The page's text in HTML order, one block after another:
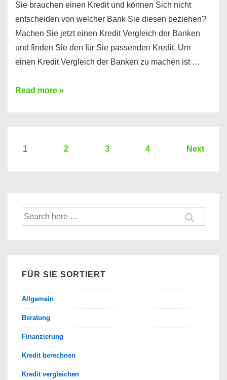
Sie brauchen einen Kredit und können Sich nicht
entscheiden von welcher Bank Sie diesen beziehen?
Machen Sie jetzt einen Kredit Vergleich der Banken
und finden Sie den für Sie passenden Kredit. Um
einen Kredit Vergleich der Banken zu machen ist …
Sie
Hier
Banken
Read more »
Seitennummerierung
1 2 3 4 Next
Suche
nach:
FÜR SIE SORTIERT
Allgemein
Beratung
Finanzierung
Kredit berechnen
Kredit vergleichen